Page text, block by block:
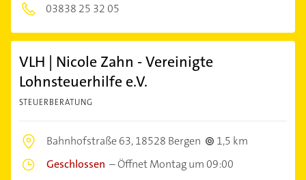
03838 25 32 05
VLH | Nicole Zahn - Vereinigte
Lohnsteuerhilfe e.V.
STEUERBERATUNG
Bahnhofstraße 63,18528 Bergen
1,5 km
Geschlossen –Öffnet Montag um 09:00